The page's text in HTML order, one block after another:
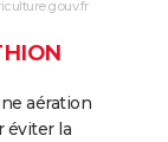
aération
éviter la